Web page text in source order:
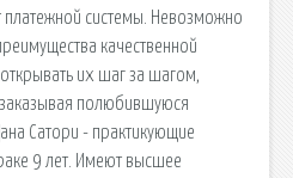
платежной системы. Невозможно
качественной
их шаг за шагом,
полюбившуюся
Сатори - практикующие
9 лет. Имеют высшее